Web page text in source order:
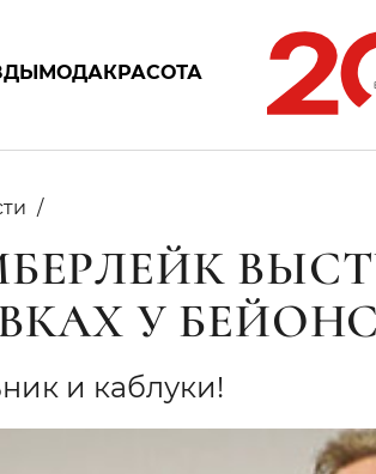
МОДАКРАСОТА
У
и каблуки!